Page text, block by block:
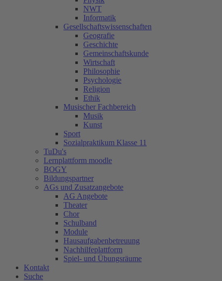
NWT
Informatik
Gesellschaftswissenschaften
Geografie
Geschichte
Gemeinschaftskunde
Wirtschaft
Philosophie
Psychologie
Religion
Ethik
Musischer Fachbereich
Musik
Kunst
Sport
Sozialpraktikum Klasse 11
TuDu's
Lernplattform moodle
BOGY
Bildungspartner
AGs und Zusatzangebote
AG Angebote
Theater
Chor
Schulband
Module
Hausaufgabenbetreuung
Nachhilfeplattform
Spiel- und Übungsräume
Kontakt
Suche